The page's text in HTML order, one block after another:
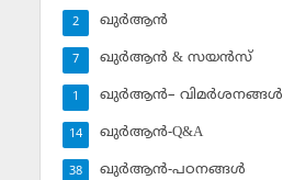
ഖുര്‍ആന്‍
2
ഖുര്‍ആന്‍ & സയന്‍സ്‌
7
ഖുര്‍ആന്‍– വിമര്‍ശനങ്ങള്‍
1
ഖുര്‍ആന്‍-Q&A
14
ഖുര്‍ആന്‍-പഠനങ്ങള്‍
38